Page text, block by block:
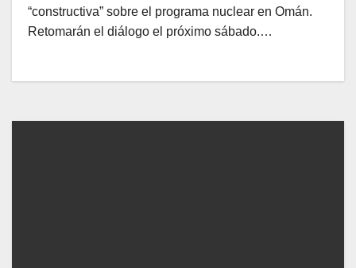
“constructiva” sobre el programa nuclear en Omán.
Retomarán el diálogo el próximo sábado.…